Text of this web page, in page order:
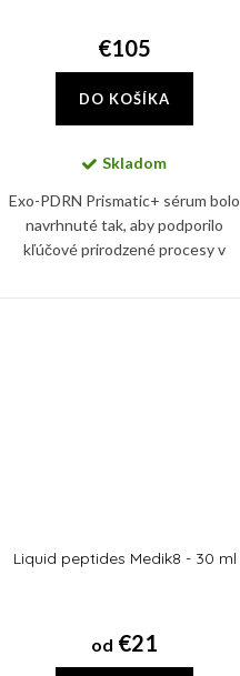
€105
DO KOŠÍKA
Skladom
Exo-PDRN Prismatic+ sérum bolo
navrhnuté tak, aby podporilo
kľúčové prirodzené procesy v
Liquid peptides Medik8 - 30 ml
od €21